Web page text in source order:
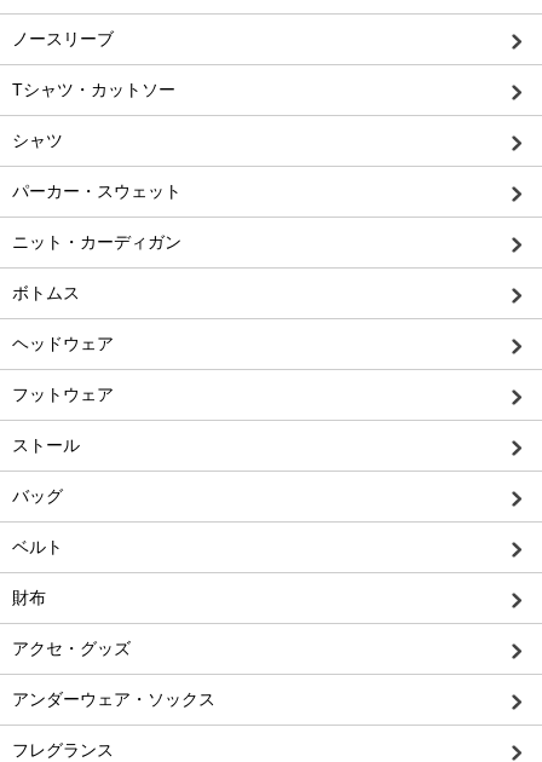
ノースリーブ
Tシャツ・カットソー
シャツ
パーカー・スウェット
ニット・カーディガン
ボトムス
ヘッドウェア
フットウェア
ストール
バッグ
ベルト
財布
アクセ・グッズ
アンダーウェア・ソックス
フレグランス